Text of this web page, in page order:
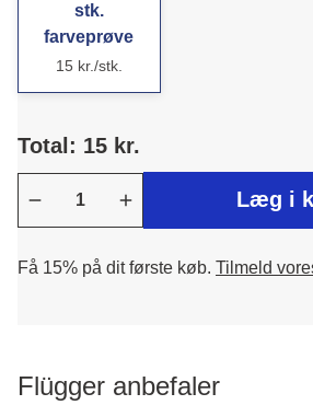
stk.
farveprøve
15 kr./stk.
Total: 15 kr.
Læg i
Få 15% på dit første køb. Tilmeld
Flügger anbefaler